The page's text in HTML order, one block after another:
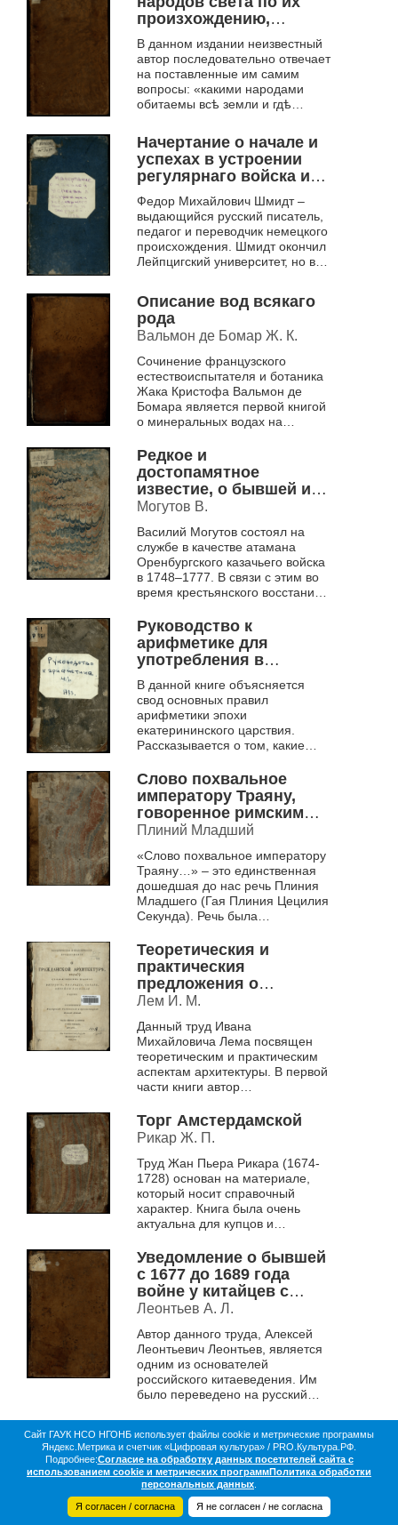
является...
произхождению,
разпространению и
языкам
В данном издании неизвестный
автор последовательно отвечает
на поставленные им самим
вопросы: «какими народами
обитаемы всѣ земли и гдѣ
народы передь прочими больше
расп...
Начертание о начале и
успехах в устроении
регулярнаго войска и
морской силы в
России. Ч.1
Федор Михайлович Шмидт –
выдающийся русский писатель,
педагог и переводчик немецкого
происхождения. Шмидт окончил
Лейпцигский университет, но в
путешествовал...
Описание вод всякаго
рода
Вальмон де Бомар Ж. К.
Сочинение французского
естествоиспытателя и ботаника
Жака Кристофа Вальмон де
Бомара является первой книгой
о минеральных водах на
Вальмон де Бомар освещает
для читателя различ...
Редкое и
достопамятное
известие, о бывшей из
России в Великую
Татарию экспедиции,
под имянем
Посольства
Могутов В.
Василий Могутов состоял на
службе в качестве атамана
Оренбургского казачьего войска
в 1748–1777. В связи с этим во
время крестьянского восстания
одним из руководителей
обороны...
Руководство к
арифметике для
употребления в
народных училищах
Российской империи,
изданное по
высочайшему
повелению
Императрицы
Екатерины Вторыя Ч. 1
В данной книге объясняется
свод основных правил
арифметики эпохи
екатерининского царствия.
Рассказывается о том, какие
складывать, вычитать, делить и
умножать.
Этот экземпляр...
Слово похвальное
императору Траяну,
говоренное римским
консулом Каием
Плинием Цецилием
Вторым
Плиний Младший
«Слово похвальное императору
Траяну…» – это единственная
дошедшая до нас речь Плиния
Младшего (Гая Плиния Цецилия
Секунда). Речь была
при вступлении в обязанности
консула...
Теоретическия и
практическия
предложения о
гражданской
архитектуре, с
объяснением правил
Витрувия, Палладия,
Серлия, Виньиолы,
Блонделя и других. Ч.
Лем И. М.
Данный труд Ивана
Михайловича Лема посвящен
теоретическим и практическим
аспектам архитектуры. В первой
части книги автор
материалах, из которых могут
возводиться архитект...
Торг Амстердамской
Рикар Ж. П.
Труд Жан Пьера Рикара (1674-
1728) основан на материале,
который носит справочный
характер. Книга была очень
актуальна для купцов и
в Амстердаме второй половины
XVIII...
Уведомление о бывшей
с 1677 до 1689 года
войне у китайцев с
зенгорцами
Леонтьев А. Л.
Автор данного труда, Алексей
Леонтьевич Леонтьев, является
одним из основателей
российского китаеведения. Им
было переведено на русский
маньчжурских сочинений. Кроме
того, Ле...
О библиотеке Коллекции
Цифровая жизнь
Документы в оцифровке
Статистика
Контакты
Партнёры
© 2016-2026 НГОНБ
Сайт ГАУК НСО НГОНБ использует файлы cookie и метрические программы
Яндекс.Метрика и счетчик «Цифровая культура» / PRO.Культура.РФ.
Подробнее:Согласие на обработку данных посетителей сайта с
использованием cookie и метрических программПолитика обработки
персональных данных
Я согласен / согласна Я не согласен / не согласна